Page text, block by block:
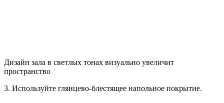
Дизайн зала в светлых тонах визуально увеличит
пространство
3. Используйте глянцево-блестящее напольное покрытие.